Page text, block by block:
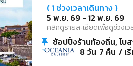
(1ช่วงเวลาเดินทาง )
5 พ.ย. 69 -12 พ.ย. 69
คลิกดูรายละเอียดเพื่อดูช่วงเว
ช้อปปิ้งร้านท้องถิ่น, โบ
8วัน 7 คืน / เ